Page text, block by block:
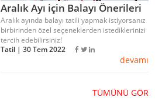
Aralık Ayı için Balayı Önerileri
Aralık ayında balayı tatili yapmak istiyorsanız
birbirinden özel seçeneklerden istediklerinizi
tercih edebilirsiniz!
Tatil | 30 Tem 2022
devamı
TÜMÜNÜ GÖR